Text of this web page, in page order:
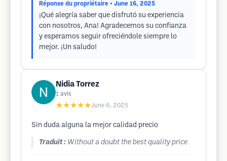
Réponse du propriétaire • June 16, 2025
¡Qué alegría saber que disfrutó su experiencia
con nosotros, Ana! Agradecemos su confianza
y esperamos seguir ofreciéndole siempre lo
mejor. ¡Un saludo!
Nidia Torrez
1 avis
★★★★★June 6, 2025
Sin duda alguna la mejor calidad precio
Traduit : Without a doubt the best quality price